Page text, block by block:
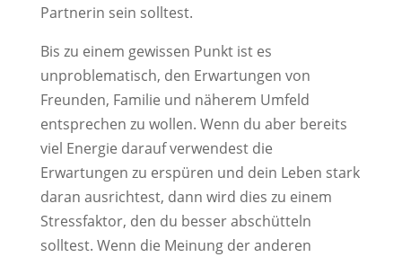
Partnerin sein solltest.
Bis zu einem gewissen Punkt ist es
unproblematisch, den Erwartungen von
Freunden, Familie und näherem Umfeld
entsprechen zu wollen. Wenn du aber bereits
viel Energie darauf verwendest die
Erwartungen zu erspüren und dein Leben stark
daran ausrichtest, dann wird dies zu einem
Stressfaktor, den du besser abschütteln
solltest. Wenn die Meinung der anderen